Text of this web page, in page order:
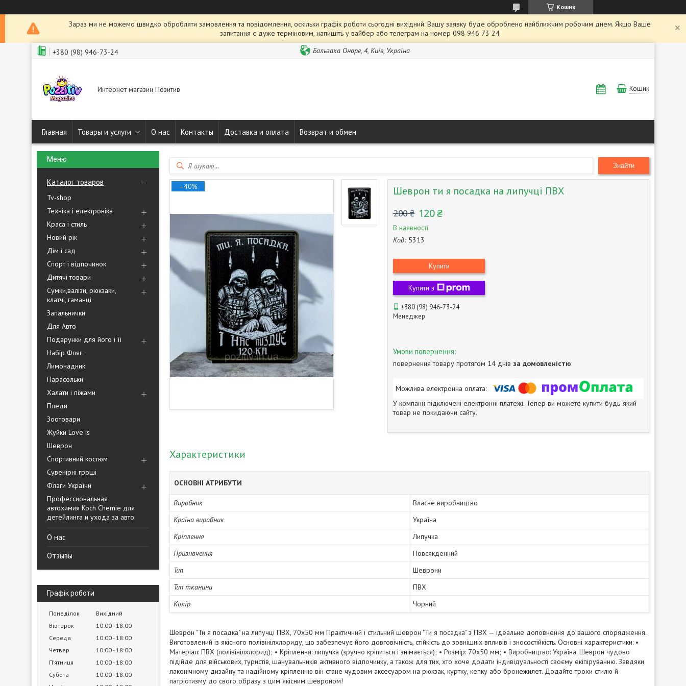
Кошик
Зараз ми не можемо швидко обробляти замовлення та повідомлення, оскільки графік роботи сьогодні вихідний. Вашу заявку буде оброблено найближчим робочим днем. Якщо Ваше
запитання є дуже терміновим, напишіть у вайбер або телеграм на номер 098 946 73 24
+380 (98) 946-73-24 Бальзака Оноре, 4, Київ, Україна
Интернет магазин Позитив Кошик
Главная Товары и услуги О нас Контакты Доставка и оплата Возврат и обмен
Каталог товаров
Tv-shop
Техніка і електроніка
Краса і стиль
Новий рік
Дім і сад
Спорт і відпочинок
Дитячі товари
Сумки,валізи, рюкзаки,
клатчі, гаманці
Запальнички
Для Авто
Подарунки для його і її
Набір Фляг
Лимонадник
Парасольки
Халати і піжами
Пледи
Зоотовари
Жуйки Love is
Шеврон
Спортивний костюм
Сувенірні гроші
Флаги України
Профессиональная
автохимия Koch Chemie для
детейлинга и ухода за авто
О нас
Отзывы
Графік роботи
Понеділок
Вихідний
Вівторок
10:00 18:00
Середа
10:00 18:00
Четвер
10:00 18:00
Пʼятниця
10:00 18:00
Субота
10:00 18:00
Знайти
–40% Шеврон ти я посадка на липучці ПВХ
200 ₴ 120 ₴
В наявності
Код: 5313
Купити
Купити з
+380 (98) 946-73-24
Менеджер
повернення товару протягом 14 днів за домовленістю
У компанії підключені електронні платежі. Тепер ви можете купити будь-який
товар не покидаючи сайту.
Характеристики
ОСНОВНІ АТРИБУТИ
Виробник
Власне виробництво
Країна виробник
Україна
Кріплення
Липучка
Призначення
Повсякденний
Тип
Шеврони
Тип тканини
ПВХ
Колір
Чорний
Шеврон "Ти я посадка" на липучці ПВХ, 70х50 мм Практичний і стильний шеврон "Ти я посадка" з ПВХ — ідеальне доповнення до вашого спорядження.
Виготовлений із якісного полівінілхлориду, що забезпечує його довговічність, стійкість до зовнішніх впливів і зносостійкість. Основні характеристики: •
Матеріал: ПВХ (полівінілхлорид); • Кріплення: липучка (зручно кріпиться і знімається); • Розмір: 70х50 мм; • Виробництво: Україна. Шеврон чудово
підійде для військових, туристів, шанувальників активного відпочинку, а також для тих, хто хоче додати індивідуальності своєму екіпіруванню. Завдяки
лаконічному дизайну та надійному кріпленню він стане чудовим аксесуаром на рюкзак, куртку, кепку або бронежилет. Додайте трохи стилю й
патріотизму до свого образу з цим якісним шевроном!